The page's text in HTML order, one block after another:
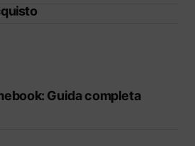
Guida completa